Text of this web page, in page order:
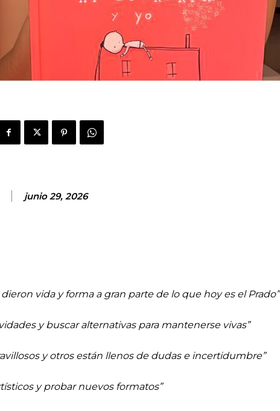
junio 29, 2026
vida y forma a gran parte de lo que hoy es el Prado”
ybuscaralternativas para mantenerse vivas”
y otrosestán llenos de dudas e incertidumbre”
y probar nuevos formatos”